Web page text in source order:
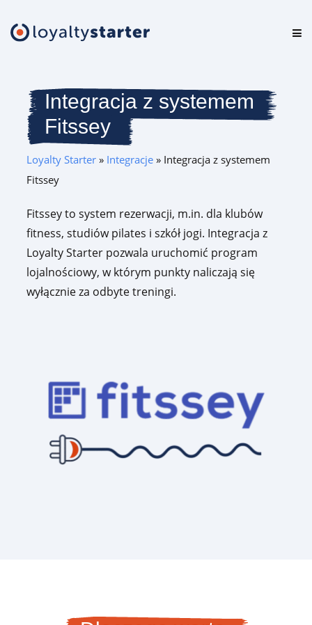
Oferta
Cennik
Zasoby
Testuj za darmo
Umów prezentację
Integracja z systemem
Fitssey
Loyalty Starter» Integracje» Integracja z systemem
Fitssey
Fitssey to system rezerwacji, m.in. dla klubów
fitness, studiów pilates i szkół jogi. Integracja z
Loyalty Starter pozwala uruchomić program
lojalnościowy, w którym punkty naliczają się
wyłącznie za odbyte treningi.